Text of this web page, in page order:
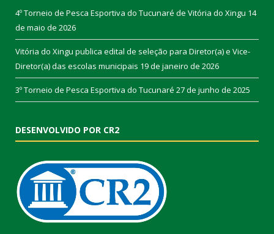
4º Torneio de Pesca Esportiva do Tucunaré de Vitória do Xingu 14
de maio de 2026
Vitória do Xingu publica edital de seleção para Diretor(a) e Vice-
Diretor(a) das escolas municipais 19 de janeiro de 2026
3º Torneio de Pesca Esportiva do Tucunaré 27 de junho de 2025
DESENVOLVIDO POR CR2